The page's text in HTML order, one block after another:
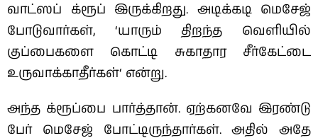
வாட்ஸப் க்ரூப் இருக்கிறது. அடிக்கடி மெசேஜ்
போடுவார்கள், ‘யாரும் திறந்த வெளியில்
குப்பைகளை கொட்டி சுகாதார சீர்கேட்டை
உருவாக்காதீர்கள்‘ என்று.
அந்த க்ரூப்பை பார்த்தான். ஏற்கனவே இரண்டு
பேர் மெசேஜ் போட்டிருந்தார்கள். அதில் அதே